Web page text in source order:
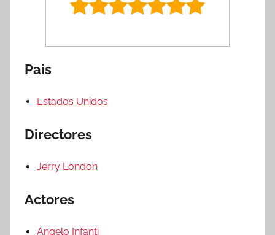
Pais
Estados Unidos
Directores
Jerry London
Actores
Angelo Infanti